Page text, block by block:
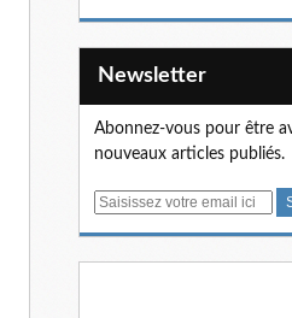
Newsletter
Abonnez-vous pour être
nouveaux articles publiés.
E